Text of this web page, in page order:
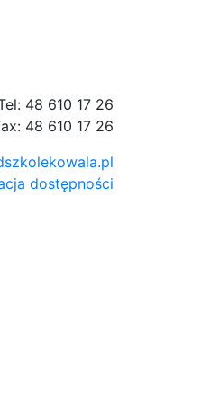
48 610 17 26
48 610 17 26
dostępności